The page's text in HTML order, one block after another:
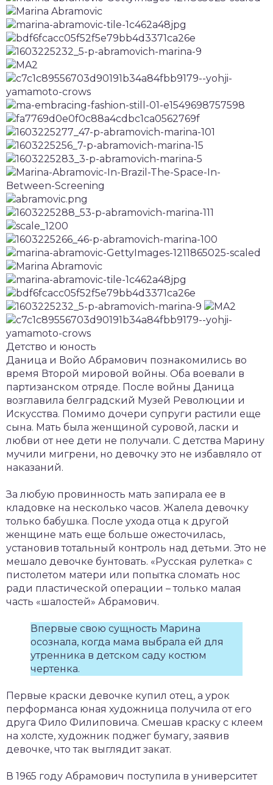
Детство и юность
Даница и Войо Абрамович познакомились во
время Второй мировой войны. Оба воевали в
партизанском отряде. После войны Даница
возглавила белградский Музей Революции и
Искусства. Помимо дочери супруги растили еще
сына. Мать была женщиной суровой, ласки и
любви от нее дети не получали. С детства Марину
мучили мигрени, но девочку это не избавляло от
наказаний.
За любую провинность мать запирала ее в
кладовке на несколько часов. Жалела девочку
только бабушка. После ухода отца к другой
женщине мать еще больше ожесточилась,
установив тотальный контроль над детьми. Это не
мешало девочке бунтовать. «Русская рулетка» с
пистолетом матери или попытка сломать нос
ради пластической операции – только малая
часть «шалостей» Абрамович.
Впервые свою сущность Марина
осознала, когда мама выбрала ей для
утренника в детском саду костюм
чертенка.
Первые краски девочке купил отец, а урок
перформанса юная художница получила от его
друга Фило Филиповича. Смешав краску с клеем
на холсте, художник поджег бумагу, заявив
девочке, что так выглядит закат.
В 1965 году Абрамович поступила в университет